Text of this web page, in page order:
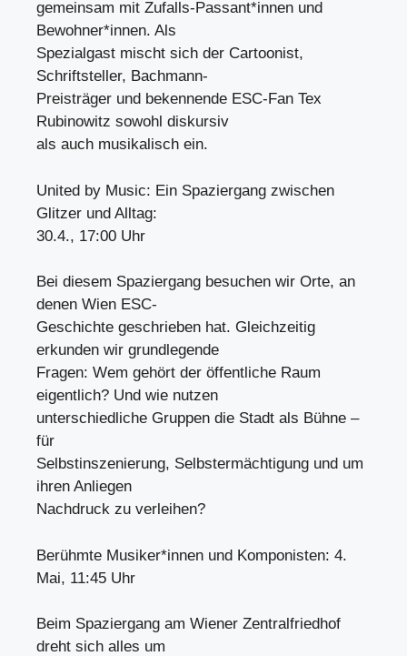
gemeinsam mit Zufalls-Passant*innen und
Bewohner*innen. Als
Spezialgast mischt sich der Cartoonist,
Schriftsteller, Bachmann-
Preisträger und bekennende ESC-Fan Tex
Rubinowitz sowohl diskursiv
als auch musikalisch ein.
United by Music: Ein Spaziergang zwischen
Glitzer und Alltag:
30.4., 17:00 Uhr
Bei diesem Spaziergang besuchen wir Orte, an
denen Wien ESC-
Geschichte geschrieben hat. Gleichzeitig
erkunden wir grundlegende
Fragen: Wem gehört der öffentliche Raum
eigentlich? Und wie nutzen
unterschiedliche Gruppen die Stadt als Bühne –
für
Selbstinszenierung, Selbstermächtigung und um
ihren Anliegen
Nachdruck zu verleihen?
Berühmte Musiker*innen und Komponisten: 4.
Mai, 11:45 Uhr
Beim Spaziergang am Wiener Zentralfriedhof
dreht sich alles um